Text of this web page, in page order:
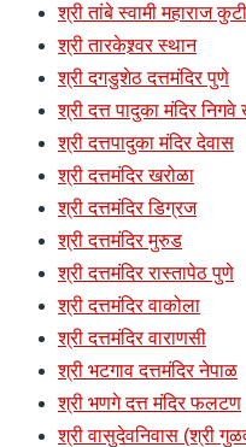
श्री तांबे स्वामी महाराज
श्री तारकेश्र्वर स्थान
श्री दगडुशेठ दत्तमंदिर पुणे
श्री दत्त पादुका मंदिर
श्री दत्तपादुका मंदिर देवास
श्री दत्तमंदिर खरोळा
श्री दत्तमंदिर डिग्रज
श्री दत्तमंदिर मुरुड
श्री दत्तमंदिर रास्तापेठ पुणे
श्री दत्तमंदिर वाकोला
श्री दत्तमंदिर वाराणसी
श्री भटगाव दत्तमंदिर नेपाळ
श्री भणगे दत्त मंदिर फलटण
श्री वासुदेवनिवास (श्री